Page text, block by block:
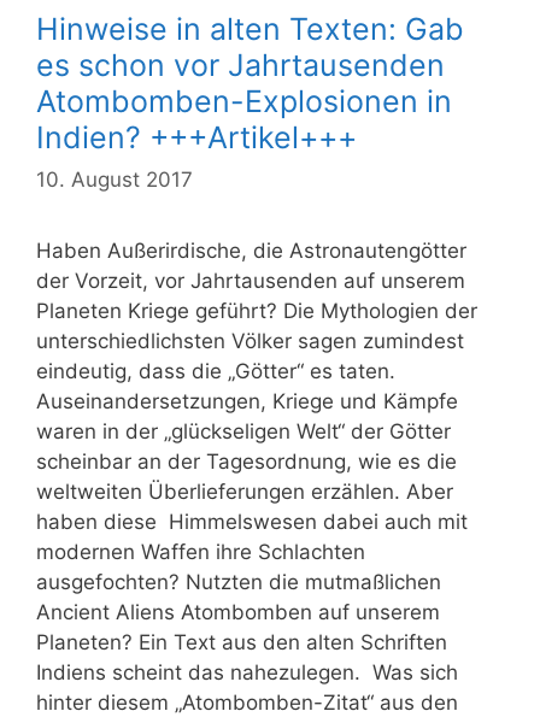
Hinweise in alten Texten: Gab
es schon vor Jahrtausenden
Atombomben-Explosionen in
Indien? +++Artikel+++
10. August 2017
Haben Außerirdische, die Astronautengötter
der Vorzeit, vor Jahrtausenden auf unserem
Planeten Kriege geführt? Die Mythologien der
unterschiedlichsten Völker sagen zumindest
eindeutig, dass die „Götter“ es taten.
Auseinandersetzungen, Kriege und Kämpfe
waren in der „glückseligen Welt“ der Götter
scheinbar an der Tagesordnung, wie es die
weltweiten Überlieferungen erzählen. Aber
haben diese Himmelswesen dabei auch mit
modernen Waffen ihre Schlachten
ausgefochten? Nutzten die mutmaßlichen
Ancient Aliens Atombomben auf unserem
Planeten? Ein Text aus den alten Schriften
Indiens scheint das nahezulegen. Was sich
hinter diesem „Atombomben-Zitat“ aus den